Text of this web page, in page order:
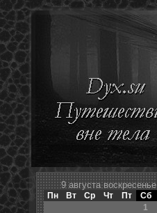
9 августа воскресенье
Пн Вт Ср Чт Пт Сб
1